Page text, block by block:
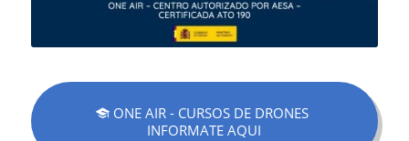
ONE AIR - CURSOS DE DRONES
INFORMATE AQUI